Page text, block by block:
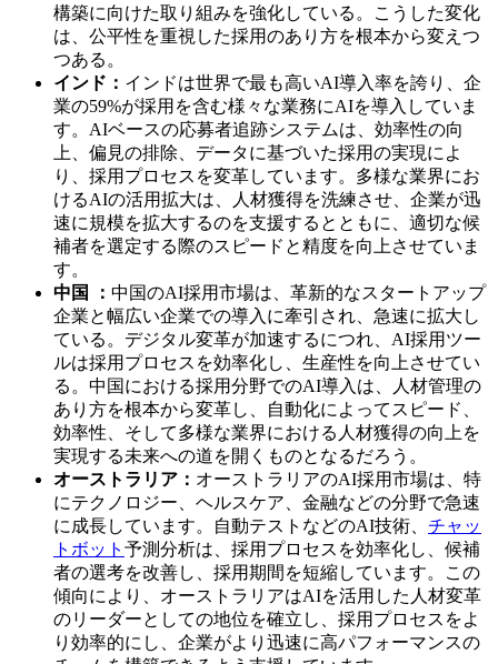
構築に向けた取り組みを強化している。こうした変化
は、公平性を重視した採用のあり方を根本から変えつ
つある。
インド： インドは世界で最も高いAI導入率を誇り、企
業の59%が採用を含む様々な業務にAIを導入していま
す。AIベースの応募者追跡システムは、効率性の向
上、偏見の排除、データに基づいた採用の実現によ
り、採用プロセスを変革しています。多様な業界にお
けるAIの活用拡大は、人材獲得を洗練させ、企業が迅
速に規模を拡大するのを支援するとともに、適切な候
補者を選定する際のスピードと精度を向上させていま
す。
中国 ： 中国のAI採用市場は、革新的なスタートアップ
企業と幅広い企業での導入に牽引され、急速に拡大し
ている。デジタル変革が加速するにつれ、AI採用ツー
ルは採用プロセスを効率化し、生産性を向上させてい
る。中国における採用分野でのAI導入は、人材管理の
あり方を根本から変革し、自動化によってスピード、
効率性、そして多様な業界における人材獲得の向上を
実現する未来への道を開くものとなるだろう。
オーストラリア： オーストラリアのAI採用市場は、特
にテクノロジー、ヘルスケア、金融などの分野で急速
に成長しています。自動テストなどのAI技術、 チャッ
トボット 予測分析は、採用プロセスを効率化し、候補
者の選考を改善し、採用期間を短縮しています。この
傾向により、オーストラリアはAIを活用した人材変革
のリーダーとしての地位を確立し、採用プロセスをよ
り効率的にし、企業がより迅速に高パフォーマンスの